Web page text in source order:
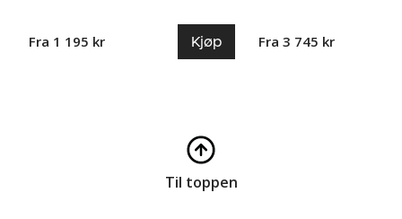
Fra 1 195 kr Kjøp Fra 3 745 kr
Til toppen